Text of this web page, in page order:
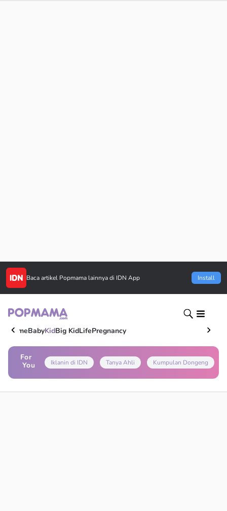
Baca artikel Popmama lainnya di IDN App Install
HomeBabyKidBig KidLifePregnancy
For
You
Iklanin di IDN Tanya Ahli Kumpulan Dongeng